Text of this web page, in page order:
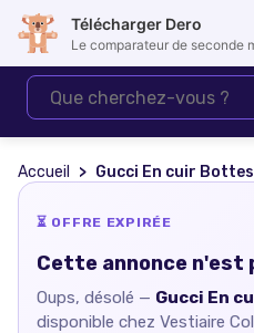
Accueil Gucci En cuir Bottes
⏳ OFFRE EXPIRÉE
Cette annonce n'est
Oups, désolé — Gucci En
disponible chez Vestiaire
Télécharger Dero
Le comparateur de seconde